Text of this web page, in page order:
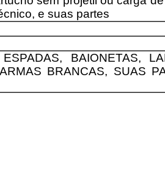
e suas partes
ESPADAS, BAIONETAS,
BRANCAS, SUAS